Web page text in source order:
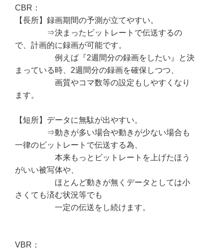
CBR：
【長所】録画期間の予測が立てやすい。
⇒決まったビットレートで伝送するの
で、計画的に録画が可能です。
例えば『2週間分の録画をしたい』と決
まっている時、2週間分の録画を確保しつつ、
画質やコマ数等の設定もしやすくなり
ます。
【短所】データに無駄が出やすい。
⇒動きが多い場合や動きが少ない場合も
一律のビットレートで伝送する為、
本来もっとビットレートを上げたほう
がいい被写体や、
ほとんど動きが無くデータとしては小
さくても済む状況等でも
一定の伝送をし続けます。
VBR：